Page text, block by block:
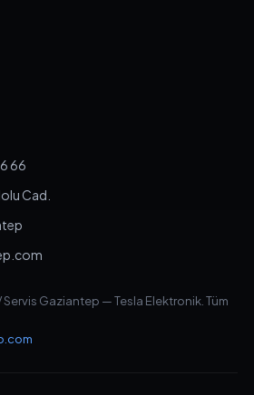
66
Cad.
Gaziantep — Tesla Elektronik. Tüm